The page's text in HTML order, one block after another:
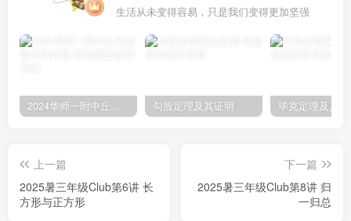
把活着的每一天看作生命的最后一天
2024华师一附中丘班游园考试真题 勾股定理及其证明 毕克定理及其
上一篇
2025暑三年级Club第6讲 长
方形与正方形
下一篇
2025暑三年级Club第8讲 归
一归总